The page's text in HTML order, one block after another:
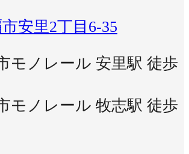
安里2丁目6-35
モノレール 安里駅 徒歩
モノレール 牧志駅 徒歩